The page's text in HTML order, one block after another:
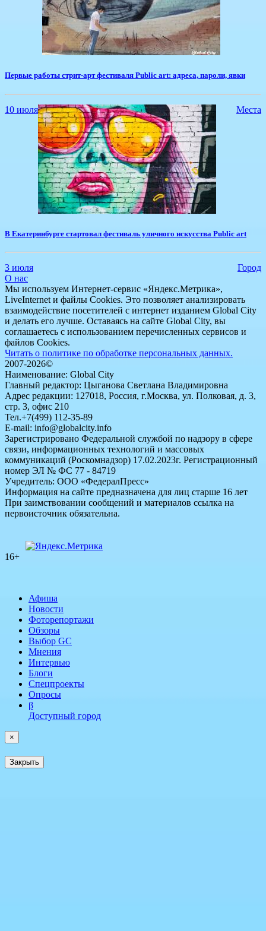
Первые работы стрит-арт фестиваля Public art: адреса, пароли, явки
10 июля Места
В Екатеринбурге стартовал фестиваль уличного искусства Public art
3 июля
Город
О нас
Мы используем Интернет-сервис «Яндекс.Метрика»,
LiveInternet и файлы Cookies. Это позволяет анализировать
взаимодействие посетителей с интернет изданием Global City
и делать его лучше. Оставаясь на сайте Global City, вы
соглашаетесь с использованием перечисленных сервисов и
файлов Cookies.
Читать о политике по обработке персональных данных.
2007-2026©
Наименование: Global City
Главный редактор: Цыганова Светлана Владимировна
Адрес редакции: 127018, Россия, г.Москва, ул. Полковая, д. 3,
стр. 3, офис 210
Тел.+7(499) 112-35-89
E-mail: info@globalcity.info
Зарегистрировано Федеральной службой по надзору в сфере
связи, информационных технологий и массовых
коммуникаций (Роскомнадзор) 17.02.2023г. Регистрационный
номер ЭЛ № ФС 77 - 84719
Учредитель: ООО «ФедералПресс»
Информация на сайте предназначена для лиц старше 16 лет
При заимствовании сообщений и материалов ссылка на
первоисточник обязательна.
16+
Афиша
Новости
Фоторепортажи
Обзоры
Выбор GC
Мнения
Интервью
Блоги
Спецпроекты
Опросы
β
Доступный город
×
Закрыть